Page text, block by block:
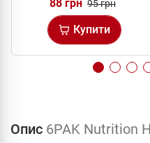
88 грн 95 грн
Купити
Опис 6PAK Nutrition